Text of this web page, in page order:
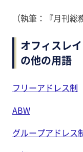
（執筆：『月刊総
オフィスレ
の他の用語
フリーアドレス制
ABW
グループアドレス